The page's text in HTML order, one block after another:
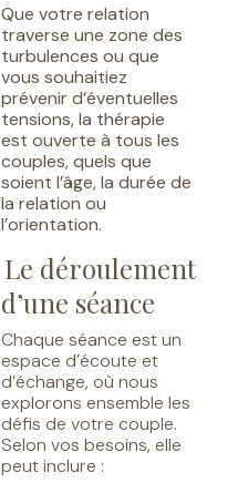
Que votre relation
traverse une zone des
turbulences ou que
vous souhaitiez
prévenir d’éventuelles
tensions, la thérapie
est ouverte à tous les
couples, quels que
soient l’âge, la durée de
la relation ou
l’orientation.
Le déroulement
d’une séance
Chaque séance est un
espace d’écoute et
d’échange, où nous
explorons ensemble les
défis de votre couple.
Selon vos besoins, elle
peut inclure :